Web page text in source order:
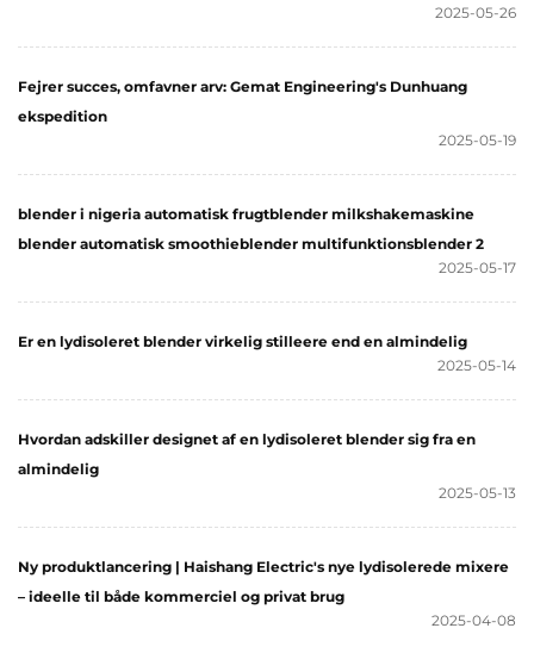
2025-05-26
Fejrer succes, omfavner arv: Gemat Engineering's Dunhuang
ekspedition
2025-05-19
blender i nigeria automatisk frugtblender milkshakemaskine
blender automatisk smoothieblender multifunktionsblender 2
2025-05-17
Er en lydisoleret blender virkelig stilleere end en almindelig
2025-05-14
Hvordan adskiller designet af en lydisoleret blender sig fra en
almindelig
2025-05-13
Ny produktlancering | Haishang Electric's nye lydisolerede mixere
– ideelle til både kommerciel og privat brug
2025-04-08